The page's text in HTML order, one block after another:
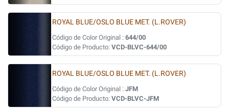
ROYAL BLUE/OSLO BLUE MET. (L.ROVER)
Código de Color Original : 644/00
Código de Producto: VCD-BLVC-644/00
ROYAL BLUE/OSLO BLUE MET. (L.ROVER)
Código de Color Original : JFM
Código de Producto: VCD-BLVC-JFM